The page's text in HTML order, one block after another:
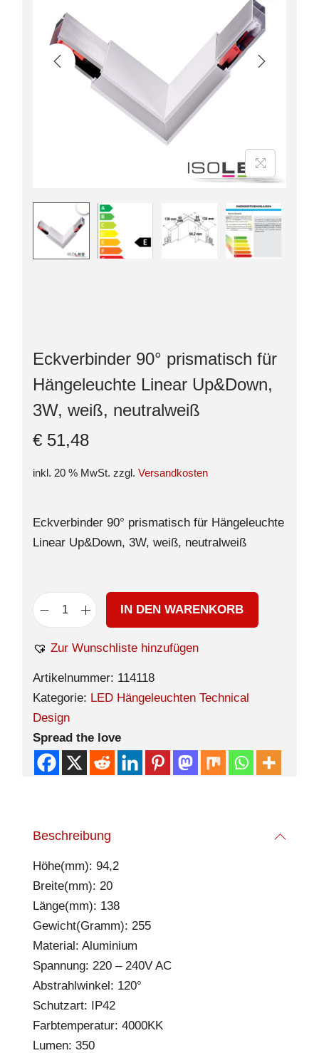
Eckverbinder 90° prismatisch für
Hängeleuchte Linear Up&Down,
3W, weiß, neutralweiß
€ 51,48
inkl. 20 % MwSt. zzgl. Versandkosten
Eckverbinder 90° prismatisch für Hängeleuchte
Linear Up&Down, 3W, weiß, neutralweiß
IN DEN WARENKORB
Zur Wunschliste hinzufügen
Artikelnummer: 114118
Kategorie: LED Hängeleuchten Technical
Design
Spread the love
Beschreibung
Höhe(mm): 94,2
Breite(mm): 20
Länge(mm): 138
Gewicht(Gramm): 255
Material: Aluminium
Spannung: 220 – 240V AC
Abstrahlwinkel: 120°
Schutzart: IP42
Farbtemperatur: 4000KK
Lumen: 350